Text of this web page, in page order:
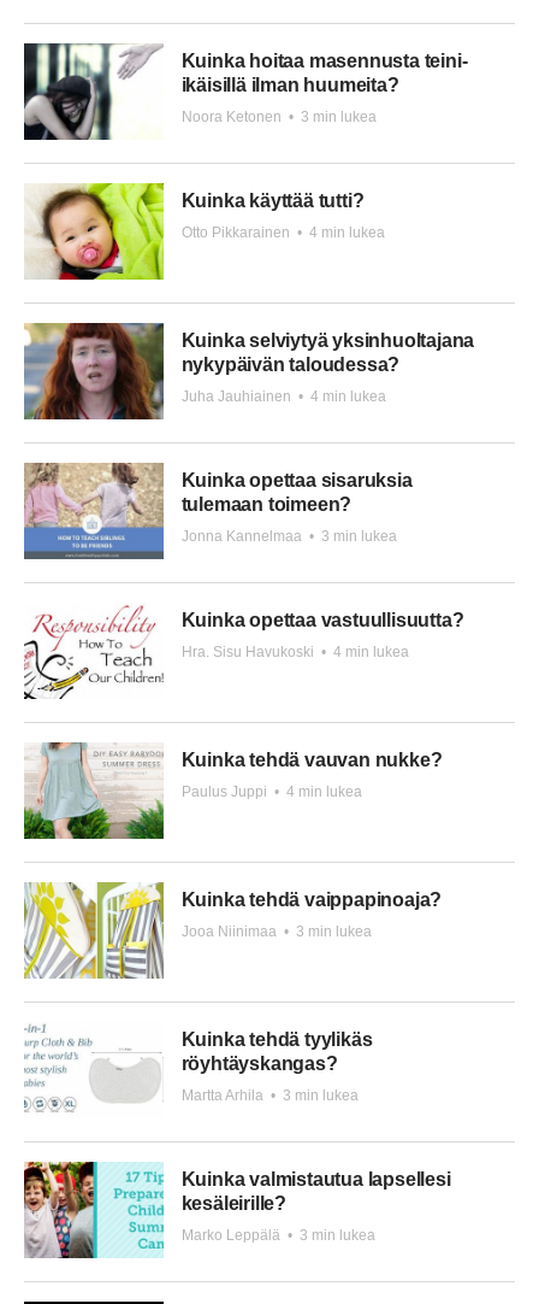
Kuinka hoitaa masennusta teini-
ikäisillä ilman huumeita?
Noora Ketonen • 3 min lukea
Kuinka käyttää tutti?
Otto Pikkarainen • 4 min lukea
Kuinka selviytyä yksinhuoltajana
nykypäivän taloudessa?
Juha Jauhiainen • 4 min lukea
Kuinka opettaa sisaruksia
tulemaan toimeen?
Jonna Kannelmaa • 3 min lukea
Kuinka opettaa vastuullisuutta?
Hra. Sisu Havukoski • 4 min lukea
Kuinka tehdä vauvan nukke?
Paulus Juppi • 4 min lukea
Kuinka tehdä vaippapinoaja?
Jooa Niinimaa • 3 min lukea
Kuinka tehdä tyylikäs
röyhtäyskangas?
Martta Arhila • 3 min lukea
Kuinka valmistautua lapsellesi
kesäleirille?
Marko Leppälä • 3 min lukea